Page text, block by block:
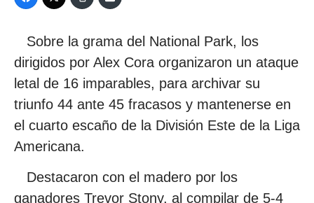
Sobre la grama del National Park, los
dirigidos por Alex Cora organizaron un ataque
letal de 16 imparables, para archivar su
triunfo 44 ante 45 fracasos y mantenerse en
el cuarto escaño de la División Este de la Liga
Americana.
Destacaron con el madero por los
ganadores Trevor Stony, al compilar de 5-4